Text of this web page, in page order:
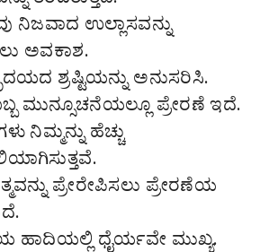
ನಿಜವಾದ ಉಲ್ಲಾಸವನ್ನು
ಅವಕಾಶ.
ಶ್ರಷ್ಟಿಯನ್ನು ಅನುಸರಿಸಿ.
ಮುನ್ಸೂಚನೆಯಲ್ಲೂ ಪ್ರೇರಣೆ ಇದೆ.
ನಿಮ್ಮನ್ನು ಹೆಚ್ಚು
ಪ್ರೇರೇಪಿಸಲು ಪ್ರೇರಣೆಯ
ಹಾದಿಯಲ್ಲಿ ಧೈರ್ಯವೇ ಮುಖ್ಯ.